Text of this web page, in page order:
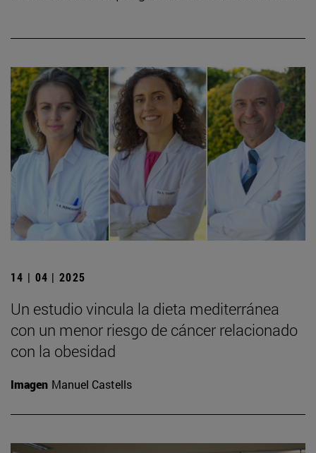
14 | 04 | 2025
Un estudio vincula la dieta mediterránea
con un menor riesgo de cáncer relacionado
con la obesidad
Imagen Manuel Castells